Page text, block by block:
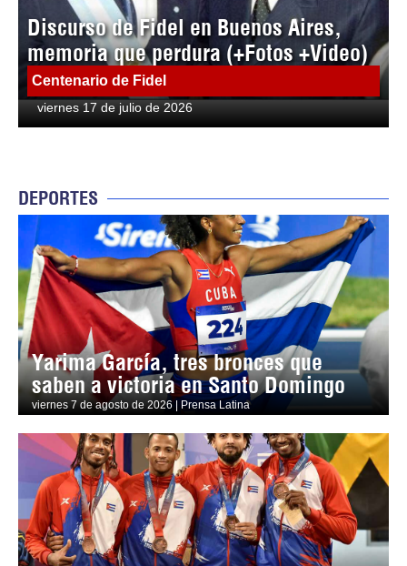
Discurso de Fidel en Buenos Aires,
memoria que perdura (+Fotos +Video)
Centenario de Fidel
viernes 17 de julio de 2026
DEPORTES
Yarima García, tres bronces que
saben a victoria en Santo Domingo
viernes 7 de agosto de 2026 | Prensa Latina